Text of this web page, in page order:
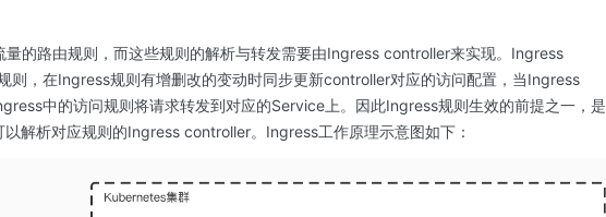
量的路由规则，而这些规则的解析与转发需要由Ingress controller来实现。Ingress
则，在Ingress规则有增删改的变动时同步更新controller对应的访问配置，当Ingress
中的访问规则将请求转发到对应的Service上。因此Ingress规则生效的前提之一，是
解析对应规则的Ingress controller。Ingress工作原理示意图如下：